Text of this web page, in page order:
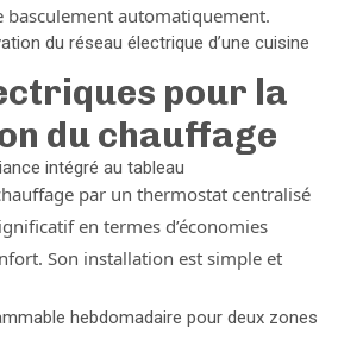
basculement automatiquement.
du réseau électrique d’une cuisine
pour la
du chauffage
intégré au tableau
par un thermostat centralisé
en termes d’économies
Son installation est simple et
hebdomadaire pour deux zones